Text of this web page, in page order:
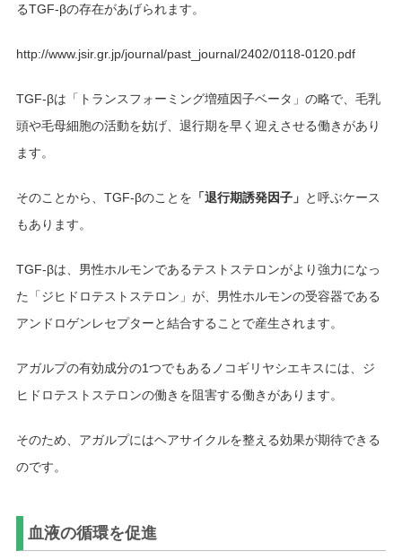
るTGF-βの存在があげられます。
http://www.jsir.gr.jp/journal/past_journal/2402/0118-0120.pdf
TGF-βは「トランスフォーミング増殖因子ベータ」の略で、毛乳
頭や毛母細胞の活動を妨げ、退行期を早く迎えさせる働きがあり
ます。
そのことから、TGF-βのことを 「退行期誘発因子」 と呼ぶケース
もあります。
TGF-βは、男性ホルモンであるテストステロンがより強力になっ
た「ジヒドロテストステロン」が、男性ホルモンの受容器である
アンドロゲンレセプターと結合することで産生されます。
アガルプの有効成分の1つでもあるノコギリヤシエキスには、ジ
ヒドロテストステロンの働きを阻害する働きがあります。
そのため、アガルプにはヘアサイクルを整える効果が期待できる
のです。
血液の循環を促進